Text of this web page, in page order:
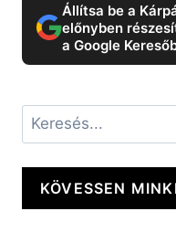
Állítsa be a
előnyben
a Google
Keresés
KÖVESSEN